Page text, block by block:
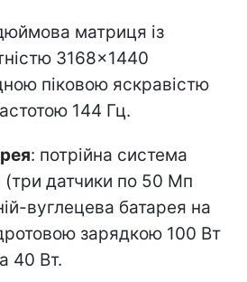
матриця із
3168×1440
піковою яскравістю
144 Гц.
: потрійна система
датчики по 50 Мп
вуглецева батарея на
зарядкою 100 Вт
40 Вт.